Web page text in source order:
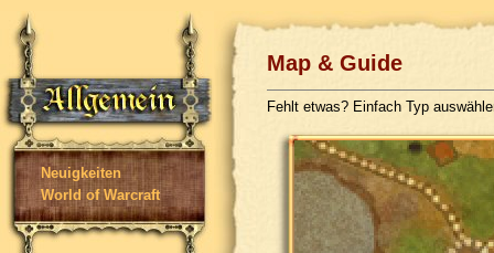
Neuigkeiten
World of Warcraft
Map & Guide
Fehlt etwas? Einfach Typ